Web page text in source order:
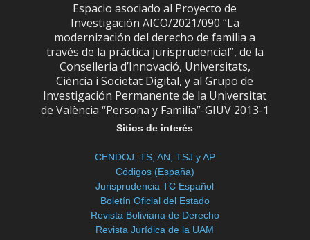
Espacio asociado al Proyecto de
Investigación AICO/2021/090 “La
modernización del derecho de familia a
través de la práctica jurisprudencial”, de la
Conselleria d’Innovació, Universitats,
Ciència i Societat Digital, y al Grupo de
Investigación Permanente de la Universitat
de València “Persona y Familia”-GIUV 2013-1
Sitios de interés
CENDOJ: TS, AN, TSJ y AP
Códigos (España)
Jurisprudencia TC Español
Boletín Oficial del Estado
Revista Boliviana de Derecho
Revista Jurídica de la UAM